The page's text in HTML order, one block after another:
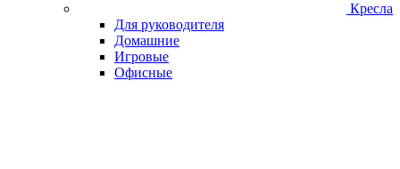
Кресла
Для руководителя
Домашние
Игровые
Офисные